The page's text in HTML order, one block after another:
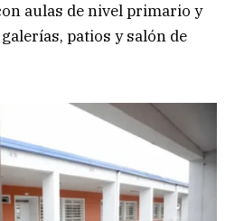
aulas de nivel primario y
patios y salón de